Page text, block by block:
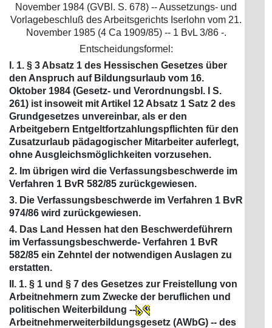
November 1984 (GVBl. S. 678) -- Aussetzungs- und
Vorlagebeschluß des Arbeitsgerichts Iserlohn vom 21.
November 1985 (4 Ca 1909/85) -- 1 BvL 3/86 -.
Entscheidungsformel:
I. 1. § 3 Absatz 1 des Hessischen Gesetzes über
den Anspruch auf Bildungsurlaub vom 16.
Oktober 1984 (Gesetz- und Verordnungsbl. I S.
261) ist insoweit mit Artikel 12 Absatz 1 Satz 2 des
Grundgesetzes unvereinbar, als er den
Arbeitgebern Entgeltfortzahlungspflichten für den
Zusatzurlaub pädagogischer Mitarbeiter auferlegt,
ohne Ausgleichsmöglichkeiten vorzusehen.
2. Im übrigen wird die Verfassungsbeschwerde im
Verfahren 1 BvR 582/85 zurückgewiesen.
3. Die Verfassungsbeschwerde im Verfahren 1 BvR
974/86 wird zurückgewiesen.
4. Das Land Hessen hat den Beschwerdeführern
im Verfassungsbeschwerde- Verfahren 1 BvR
582/85 ein Zehntel der notwendigen Auslagen zu
erstatten.
II. 1. § 1 und § 7 des Gesetzes zur Freistellung von
Arbeitnehmern zum Zwecke der beruflichen und
politischen Weiterbildung --
Arbeitnehmerweiterbildungsgesetz (AWbG) -- des